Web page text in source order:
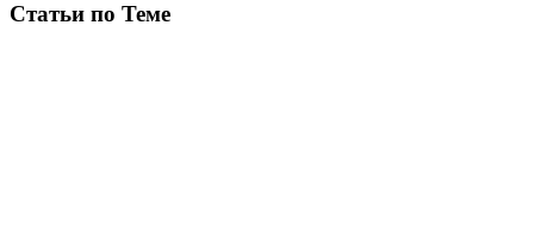
Статьи по Теме